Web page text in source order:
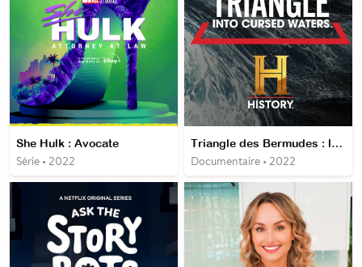
She Hulk : Avocate
Série • 2022
Triangle des Bermudes : les mystères engloutis
Documentaire • 2022